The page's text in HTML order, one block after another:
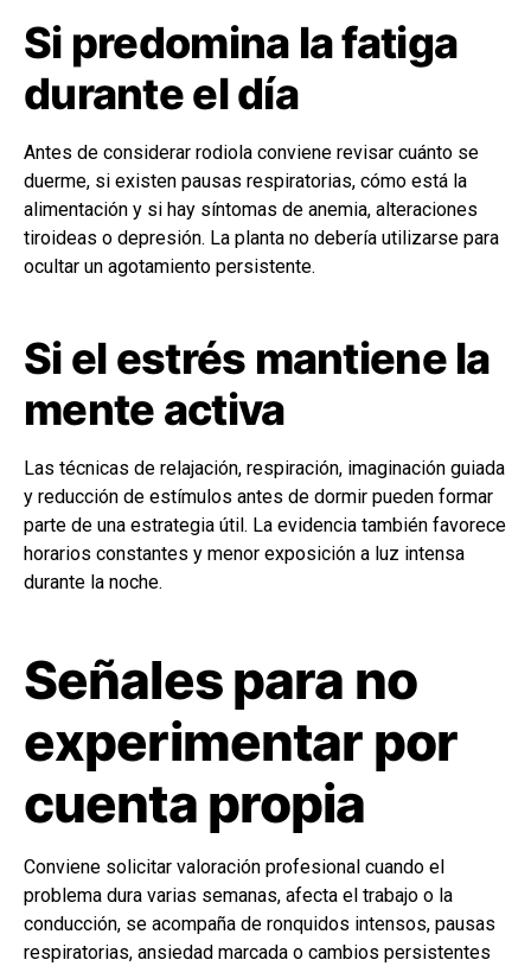
Si predomina la fatiga
durante el día
Antes de considerar rodiola conviene revisar cuánto se
duerme, si existen pausas respiratorias, cómo está la
alimentación y si hay síntomas de anemia, alteraciones
tiroideas o depresión. La planta no debería utilizarse para
ocultar un agotamiento persistente.
Si el estrés mantiene la
mente activa
Las técnicas de relajación, respiración, imaginación guiada
y reducción de estímulos antes de dormir pueden formar
parte de una estrategia útil. La evidencia también favorece
horarios constantes y menor exposición a luz intensa
durante la noche.
Señales para no
experimentar por
cuenta propia
Conviene solicitar valoración profesional cuando el
problema dura varias semanas, afecta el trabajo o la
conducción, se acompaña de ronquidos intensos, pausas
respiratorias, ansiedad marcada o cambios persistentes